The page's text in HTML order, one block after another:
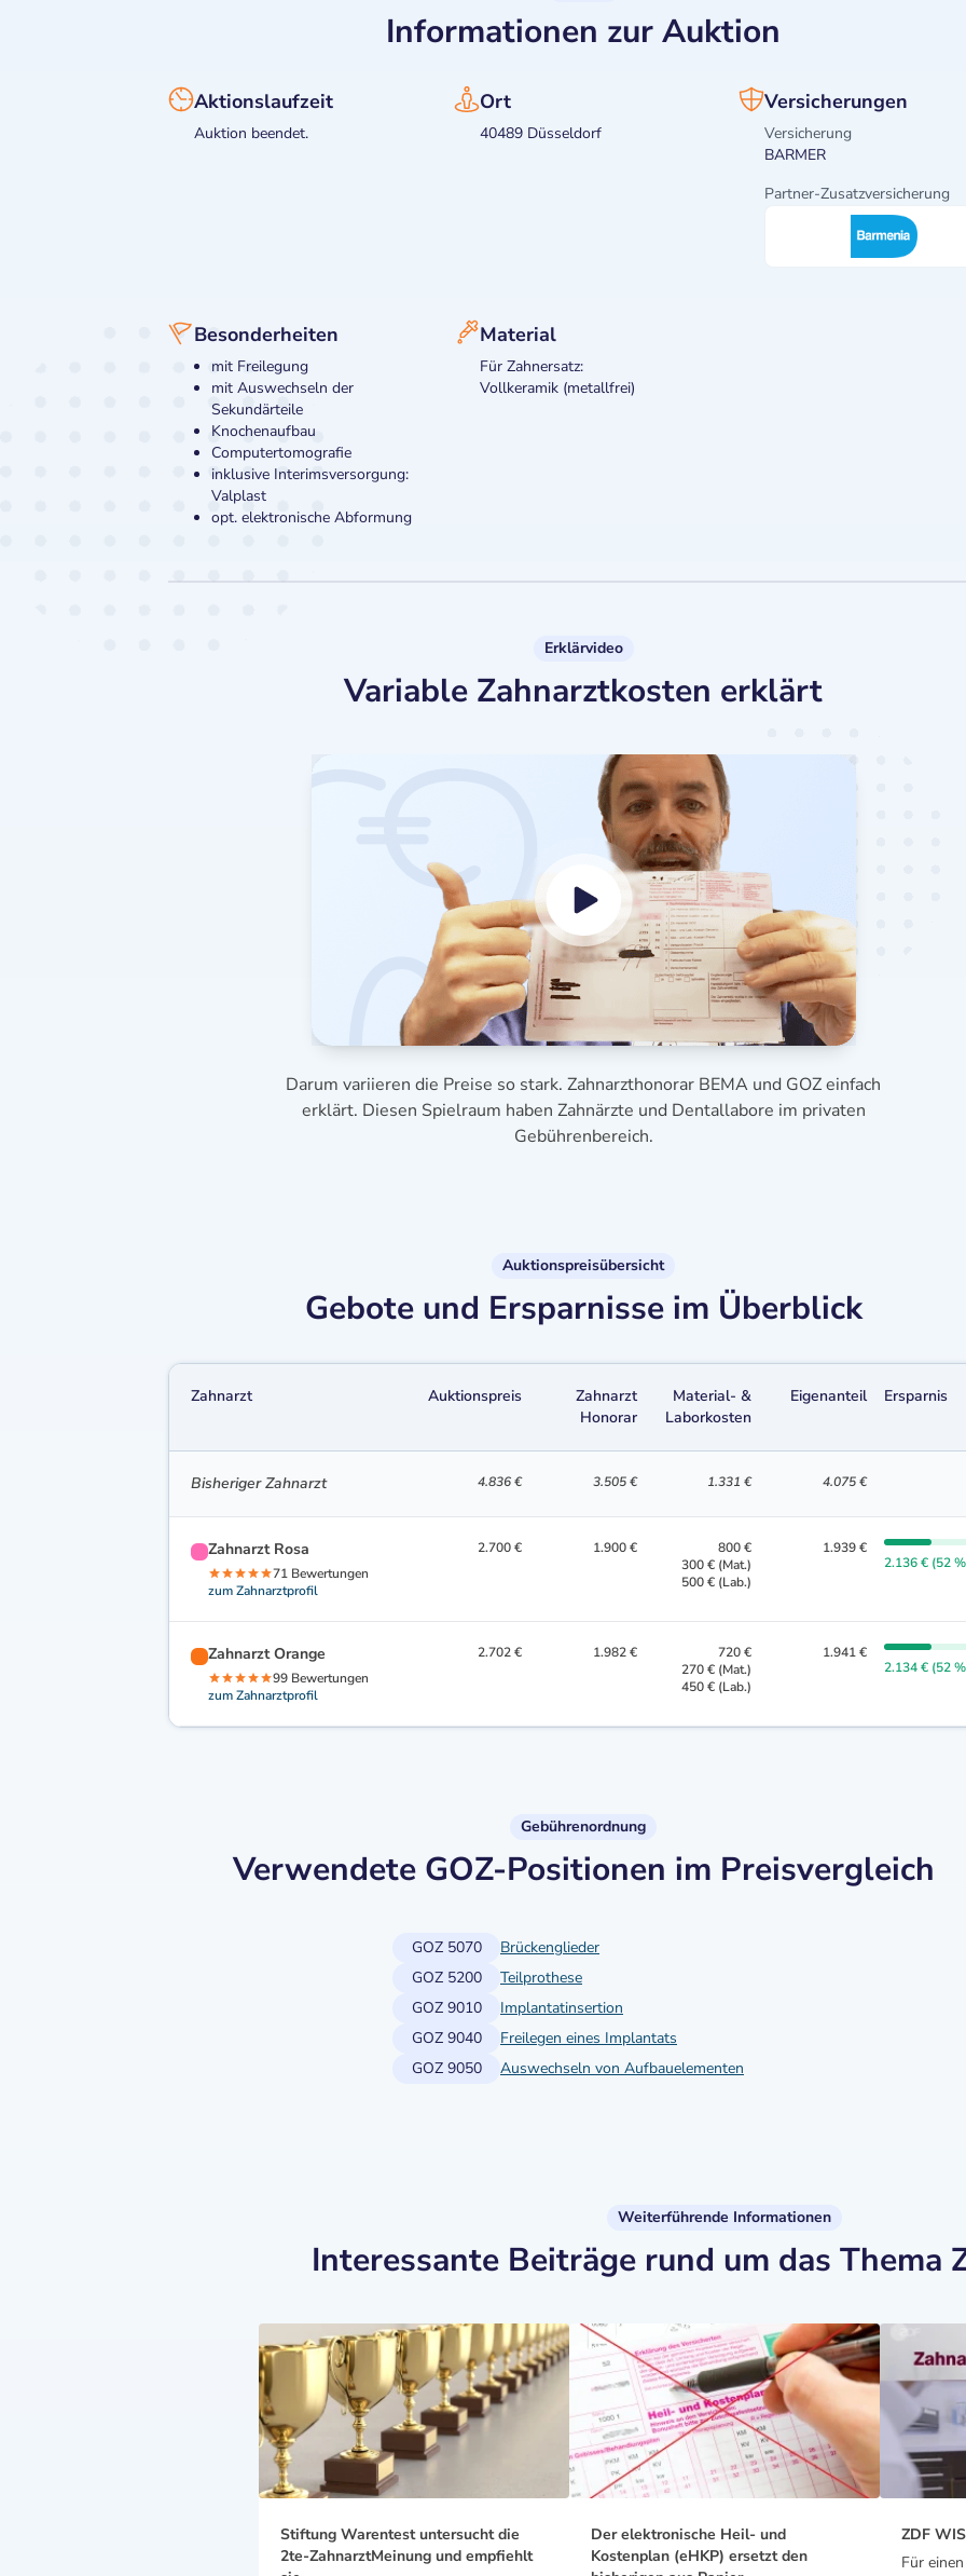
Informationen zur Auktion
Aktionslaufzeit
Auktion beendet.
Ort
40489 Düsseldorf
Versicherungen
Versicherung
BARMER
Partner-Zusatzversicherung
Besonderheiten
mit Freilegung
mit Auswechseln der
Sekundärteile
Knochenaufbau
Computertomografie
inklusive Interimsversorgung:
Valplast
opt. elektronische Abformung
Material
Für Zahnersatz:
Vollkeramik (metallfrei)
Erklärvideo
Variable Zahnarztkosten erklärt
Darum variieren die Preise so stark. Zahnarzthonorar BEMA und GOZ einfach
erklärt. Diesen Spielraum haben Zahnärzte und Dentallabore im privaten
Gebührenbereich.
Auktionspreisübersicht
Gebote und Ersparnisse im Überblick
Zahnarzt Auktionspreis
Zahnarzt
Honorar
Material- &
Laborkosten
Eigenanteil Ersparnis
Bisheriger Zahnarzt 4.836 € 3.505 € 1.331 € 4.075 €
Zahnarzt Rosa
71 Bewertungen
zum Zahnarztprofil
2.700 € 1.900 €
800 €
300 € (Mat.)
500 € (Lab.)
1.939 €
2.136 € (52
Zahnarzt Orange
99 Bewertungen
zum Zahnarztprofil
2.702 € 1.982 €
720 €
270 € (Mat.)
450 € (Lab.)
1.941 €
2.134 € (52
Gebührenordnung
Verwendete GOZ-Positionen im Preisvergleich
GOZ 5070
Brückenglieder
GOZ 5200
Teilprothese
GOZ 9010
Implantatinsertion
GOZ 9040
Freilegen eines Implantats
GOZ 9050
Auswechseln von Aufbauelementen
Weiterführende Informationen
Interessante Beiträge rund um das Thema
Stiftung Warentest untersucht die
2te-ZahnarztMeinung und empfiehlt
Der elektronische Heil- und
Kostenplan (eHKP) ersetzt den
ZDF
Für